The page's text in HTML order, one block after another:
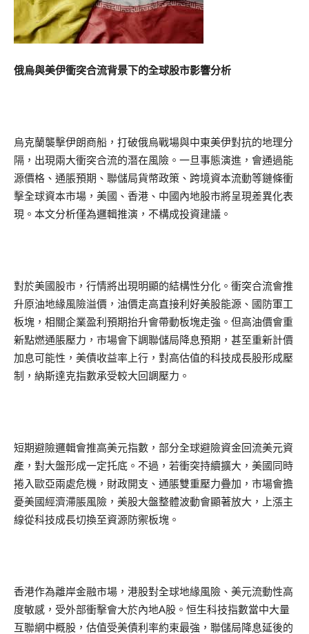
俄烏與美伊衝突合流背景下的全球股市影響分析
烏克蘭襲擊伊朗商船，打破俄烏戰場與中東美伊對抗的地理分
隔，出現兩大衝突合流的潛在風險。一旦事態演進，會通過能
源價格、通脹預期、聯儲局貨幣政策、跨境資本流動等鏈條衝
擊全球資本市場，美國、香港、中國內地股市將呈現差異化表
現。本文分析僅為邏輯推演，不構成投資建議。
對於美國股市，行情將出現明顯的結構性分化。衝突合流會推
升原油地緣風險溢價，油價走高直接利好美股能源、國防軍工
板塊，相關企業盈利預期抬升會帶動板塊走強。但高油價會重
新點燃通脹壓力，市場會下調聯儲局降息預期，甚至重新計價
加息可能性，美債收益率上行，對高估值的科技成長股形成壓
制，納斯達克指數承受較大回調壓力。
短期避險邏輯會推高美元指數，部分全球避險資金回流美元資
產，對大盤形成一定托底。不過，若衝突持續擴大，美國同時
捲入歐亞兩處危機，財政開支、通脹雙重壓力疊加，市場會擔
憂美國經濟滯脹風險，美股大盤整體波動會顯著放大，上漲主
線從科技成長切換至資源防禦板塊。
香港作為離岸金融市場，港股對全球地緣風險、美元流動性高
度敏感，受外部衝擊會大於內地A股。恒生科技指數當中大量
互聯網中概股，估值受美債利率約束最強，聯儲局降息延後的